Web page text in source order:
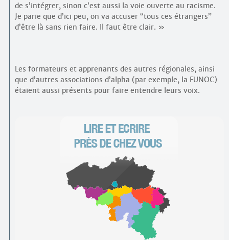
de s’intégrer, sinon c’est aussi la voie ouverte au racisme.
Je parie que d’ici peu, on va accuser “tous ces étrangers”
d’être là sans rien faire. Il faut être clair. »
Les formateurs et apprenants des autres régionales, ainsi
que d’autres associations d’alpha (par exemple, la FUNOC)
étaient aussi présents pour faire entendre leurs voix.